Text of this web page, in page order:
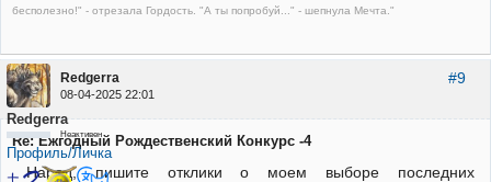
бесполезно!" - отрезала Гордость. "А ты попробуй..." - шепнула Мечта."
#9
Redgerra
08-04-2025 22:01
Redgerra
Неактивен
Профиль/Личка
Re: Ежгодный Рождественский Конкурс -4
Народ, пишите отклики о моем выборе последних